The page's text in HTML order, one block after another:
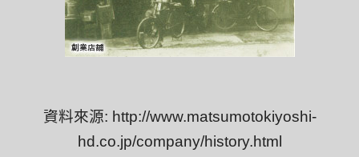
資料來源: http://www.matsumotokiyoshi-
hd.co.jp/company/history.html